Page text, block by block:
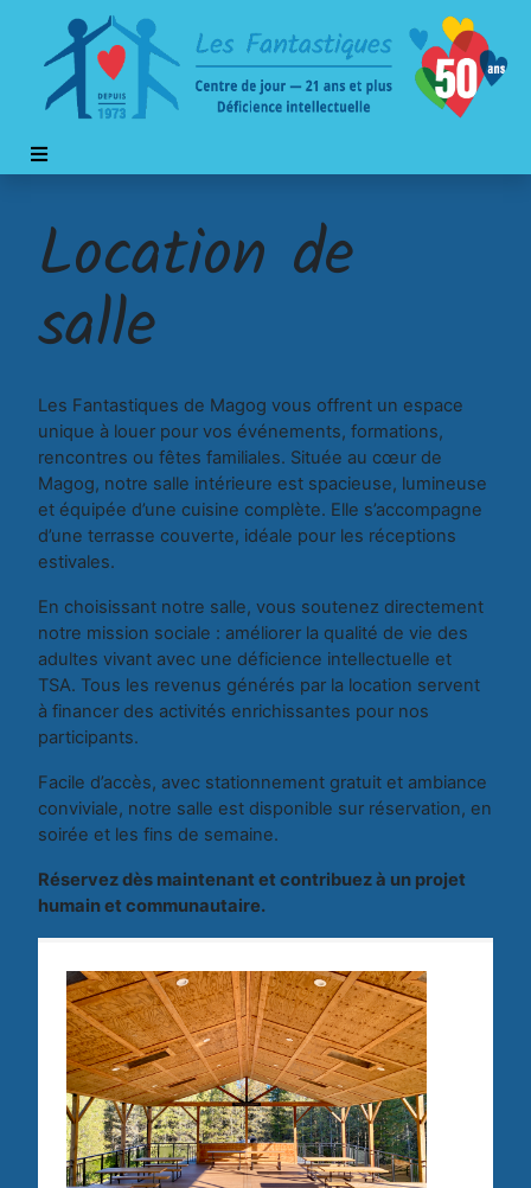
Location de
salle
Les Fantastiques de Magog vous offrent un espace
unique à louer pour vos événements, formations,
rencontres ou fêtes familiales. Située au cœur de
Magog, notre salle intérieure est spacieuse, lumineuse
et équipée d’une cuisine complète. Elle s’accompagne
d’une terrasse couverte, idéale pour les réceptions
estivales.
En choisissant notre salle, vous soutenez directement
notre mission sociale : améliorer la qualité de vie des
adultes vivant avec une déficience intellectuelle et
TSA. Tous les revenus générés par la location servent
à financer des activités enrichissantes pour nos
participants.
Facile d’accès, avec stationnement gratuit et ambiance
conviviale, notre salle est disponible sur réservation, en
soirée et les fins de semaine.
Réservez dès maintenant et contribuez à un projet
humain et communautaire.